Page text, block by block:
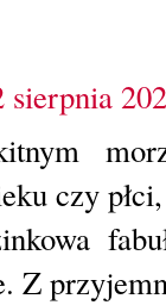
sierpnia
czy
Z